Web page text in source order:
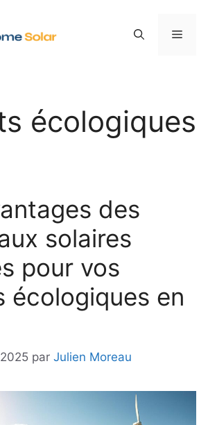
Menu
écologiques
des
solaires
pour vos
écologiques en
par Julien Moreau